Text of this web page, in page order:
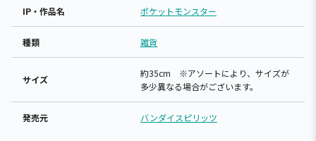
IP・作品名 ポケットモンスター
種類 雑貨
サイズ
約35cm ※アソートにより、サイズが
多少異なる場合がございます。
発売元 バンダイスピリッツ